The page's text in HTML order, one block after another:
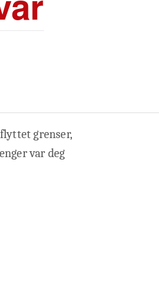
grenser,
var deg